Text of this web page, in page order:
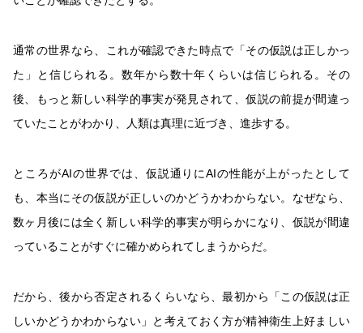
通常の世界なら、これが確認できた時点で「その仮説は正しかっ
た」と信じられる。数年から数十年くらいは信じられる。その
後、もっと新しい科学的事実が発見されて、仮説の前提が間違っ
ていたことがわかり、人類は真理に近づき、進歩する。
ところがAIの世界では、仮説通りにAIの性能が上がったとして
も、本当にその仮説が正しいのかどうかわからない。なぜなら、
数ヶ月後には全く新しい科学的事実が明らかになり、仮説が間違
っていることがすぐに確かめられてしまうからだ。
だから、後から否定されるくらいなら、最初から「この仮説は正
しいかどうかわからない」と考えておく方が精神衛生上好ましい